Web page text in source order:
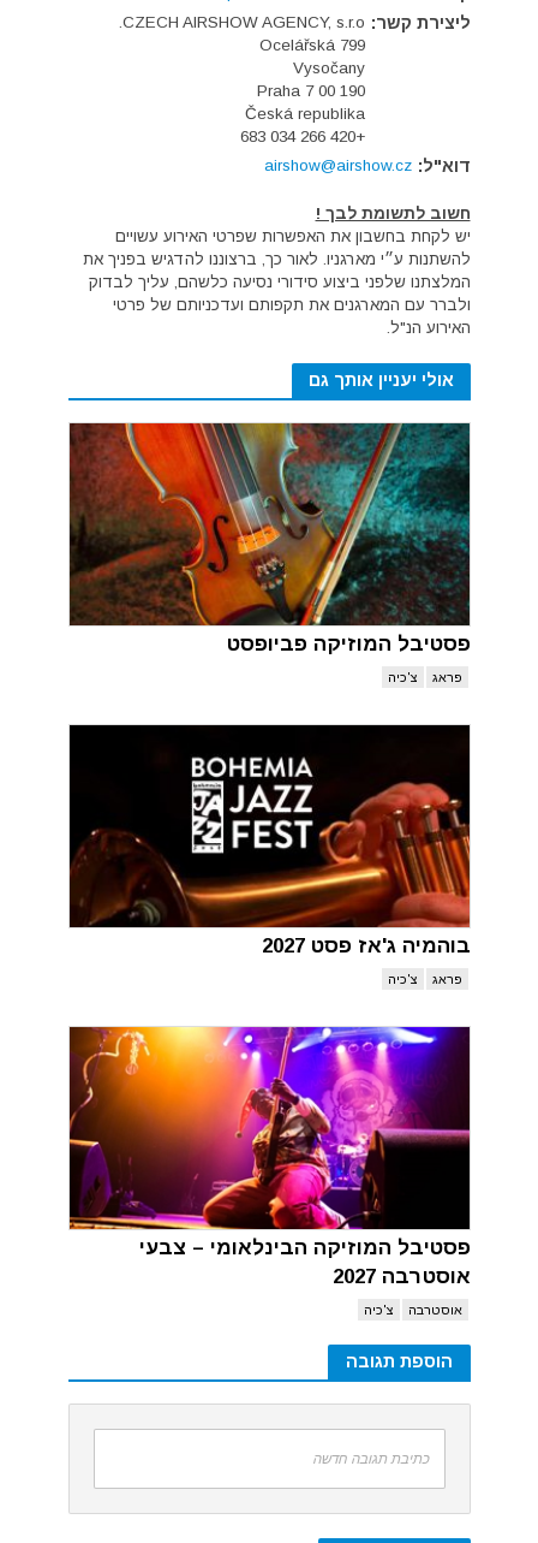
ליצירת קשר: CZECH AIRSHOW AGENCY, s.r.o.
Ocelářská 799
Vysočany
190 00 Praha 7
Česká republika
+420 266 034 683
דוא"ל: airshow@airshow.cz
חשוב לתשומת לבך !
יש לקחת בחשבון את האפשרות שפרטי האירוע עשויים
להשתנות ע״י מארגניו. לאור כך, ברצוננו להדגיש בפניך את
המלצתנו שלפני ביצוע סידורי נסיעה כלשהם, עליך לבדוק
ולברר עם המארגנים את תקפותם ועדכניותם של פרטי
האירוע הנ"ל.
אולי יעניין אותך גם
פסטיבל המוזיקה פביופסט
פראג צ'כיה
בוהמיה ג'אז פסט 2027
פראג צ'כיה
פסטיבל המוזיקה הבינלאומי – צבעי
אוסטרבה 2027
אוסטרבה צ'כיה
הוספת תגובה
כתיבת תגובה חדשה